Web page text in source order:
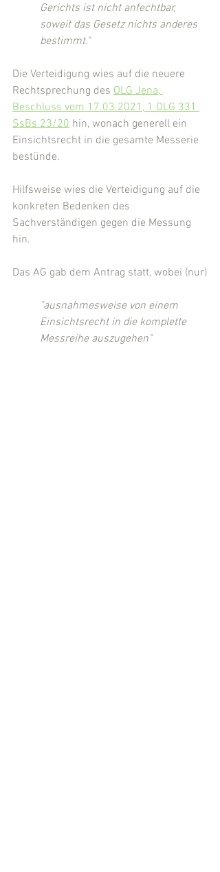
Gerichts ist nicht anfechtbar,
soweit das Gesetz nichts anderes
bestimmt."
Die Verteidigung wies auf die neuere
Rechtsprechung des OLG Jena,
Beschluss vom 17.03.2021, 1 OLG 331
SsBs 23/20 hin, wonach generell ein
Einsichtsrecht in die gesamte Messerie
bestünde.
Hilfsweise wies die Verteidigung auf die
konkreten Bedenken des
Sachverständigen gegen die Messung
hin.
Das AG gab dem Antrag statt, wobei (nur)
"ausnahmesweise von einem
Einsichtsrecht in die komplette
Messreihe auszugehen"